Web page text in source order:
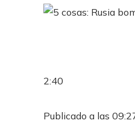
2:40
Publicado a las